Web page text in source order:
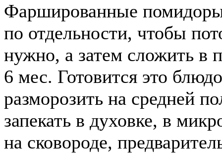
Фаршированные
по отдельности, чтобы
нужно, а затем сложить в
6 мес. Готовится это
разморозить на средней
запекать в духовке, в
на сковороде,